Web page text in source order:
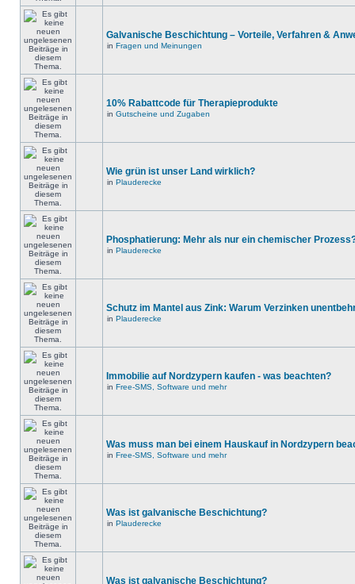
Galvanische Beschichtung – Vorteile, Verfahren &
in Fragen und Meinungen
10% Rabattcode für Therapieprodukte
in Gutscheine und Zugaben
Wie grün ist unser Land wirklich?
in Plauderecke
Phosphatierung: Mehr als nur ein chemischer
in Plauderecke
Schutz im Mantel aus Zink: Warum Verzinken
in Plauderecke
Immobilie auf Nordzypern kaufen - was beachten?
in Free-SMS, Software und mehr
Was muss man bei einem Hauskauf in Nordzypern
in Free-SMS, Software und mehr
Was ist galvanische Beschichtung?
in Plauderecke
Was ist galvanische Beschichtung?